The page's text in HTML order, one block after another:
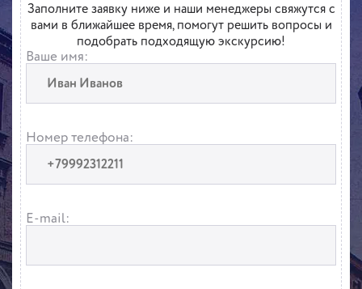
Заполните заявку ниже и наши менеджеры свяжутся с
вами в ближайшее время, помогут решить вопросы и
подобрать подходящую экскурсию!
Ваше имя:
Номер телефона:
E-mail: